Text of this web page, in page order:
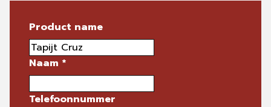
Product name
Naam *
Telefoonnummer